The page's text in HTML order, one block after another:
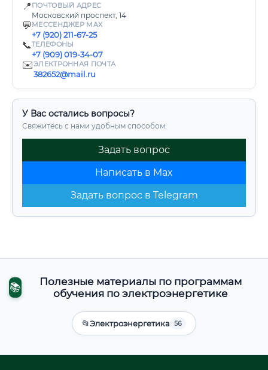
📍 ПОЧТОВЫЙ АДРЕС
Московский проспект, 14
💬 МЕССЕНДЖЕР MAX
+7 (920) 211-67-25
📞ТЕЛЕФОНЫ
+7 (909) 019-34-07
✉️ЭЛЕКТРОННАЯ ПОЧТА
382652@mail.ru
У Вас остались вопросы?
Свяжитесь с нами удобным способом:
Задать вопрос
Написать в Max
Задать вопрос в Telegram
📚
Полезные материалы по программам
обучения по электроэнергетике
📂Электроэнергетика 56